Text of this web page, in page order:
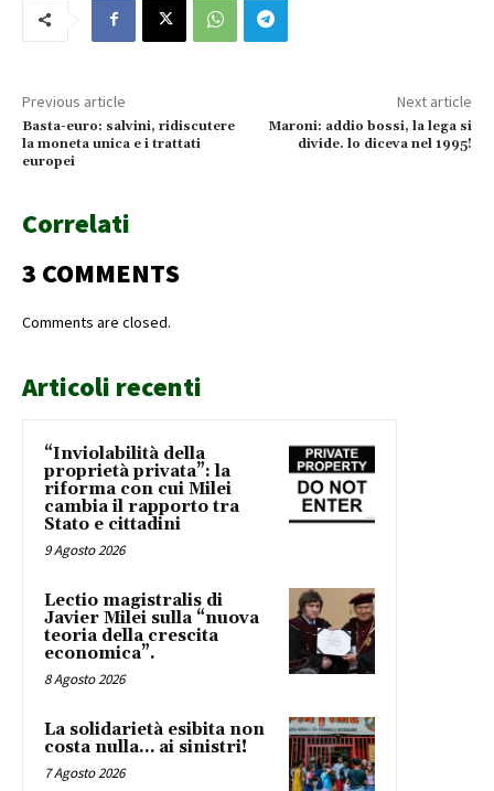
Previous article
Basta-euro: salvini, ridiscutere
la moneta unica e i trattati
europei
Next article
Maroni: addio bossi, la lega si
divide. lo diceva nel 1995!
Correlati
3 COMMENTS
Comments are closed.
Articoli recenti
“Inviolabilità della
proprietà privata”: la
riforma con cui Milei
cambia il rapporto tra
Stato e cittadini
9 Agosto 2026
Lectio magistralis di
Javier Milei sulla “nuova
teoria della crescita
economica”.
8 Agosto 2026
La solidarietà esibita non
costa nulla… ai sinistri!
7 Agosto 2026